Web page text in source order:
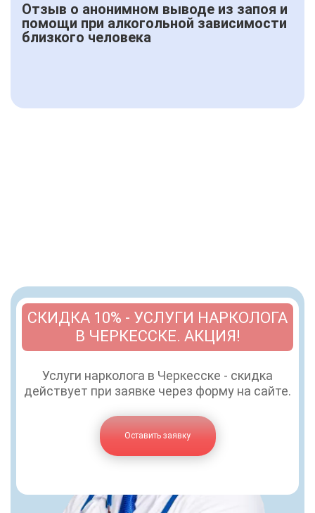
Отзыв о анонимном выводе из запоя и
помощи при алкогольной зависимости
близкого человека
СКИДКА 10% - УСЛУГИ НАРКОЛОГА
В ЧЕРКЕССКЕ. АКЦИЯ!
Услуги нарколога в Черкесске - скидка
действует при заявке через форму на сайте.
Оставить заявку